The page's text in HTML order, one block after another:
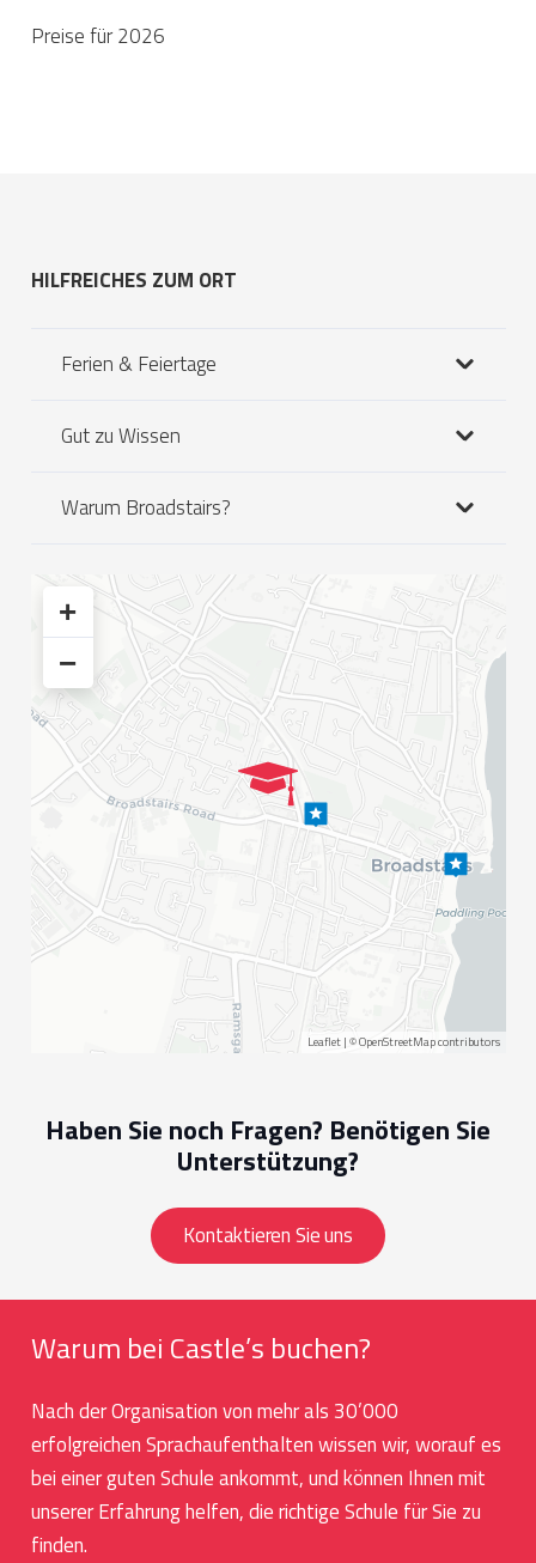
Preise für 2026
HILFREICHES ZUM ORT
Ferien & Feiertage
Gut zu Wissen
Warum Broadstairs?
+
−
Leaflet| ©OpenStreetMapcontributors
Haben Sie noch Fragen? Benötigen Sie
Unterstützung?
Kontaktieren Sie uns
Warum bei Castle’s buchen?
Nach der Organisation von mehr als 30’000
erfolgreichen Sprachaufenthalten wissen wir, worauf es
bei einer guten Schule ankommt, und können Ihnen mit
unserer Erfahrung helfen, die richtige Schule für Sie zu
finden.